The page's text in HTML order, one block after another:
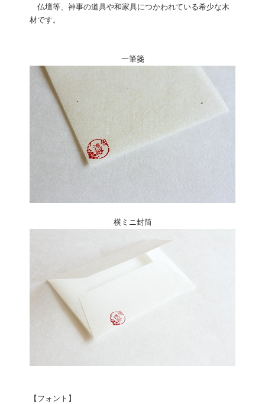
仏壇等、神事の道具や和家具につかわれている希少な木
材です。
一筆箋
横ミニ封筒
【フォント】